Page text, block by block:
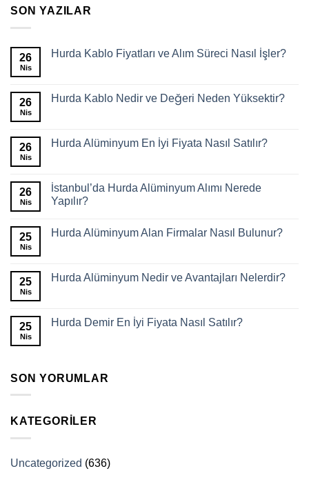
SON YAZILAR
26
Nis
Hurda Kablo Fiyatları ve Alım Süreci Nasıl İşler?
26
Nis
Hurda Kablo Nedir ve Değeri Neden Yüksektir?
26
Nis
Hurda Alüminyum En İyi Fiyata Nasıl Satılır?
26
Nis
İstanbul’da Hurda Alüminyum Alımı Nerede
Yapılır?
25
Nis
Hurda Alüminyum Alan Firmalar Nasıl Bulunur?
25
Nis
Hurda Alüminyum Nedir ve Avantajları Nelerdir?
25
Nis
Hurda Demir En İyi Fiyata Nasıl Satılır?
SON YORUMLAR
KATEGORILER
Uncategorized (636)